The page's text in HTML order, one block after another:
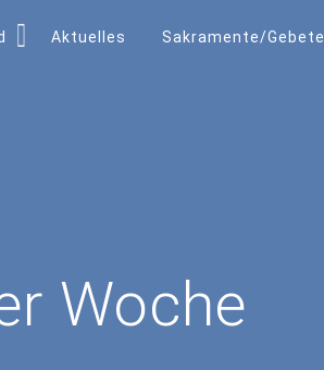
Aktuelles Sakramente/Gebete
Woche